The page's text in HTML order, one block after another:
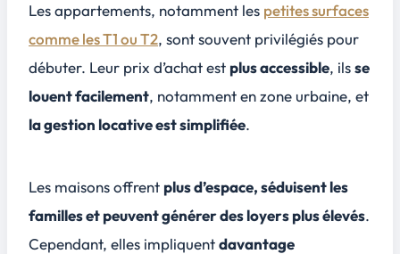
Les appartements, notamment les petites surfaces
comme les T1 ou T2, sont souvent privilégiés pour
débuter. Leur prix d’achat est plus accessible, ilsse
louent facilement, notamment en zone urbaine, et
la gestion locative est simplifiée.
Les maisons offrent plus d’espace, séduisent les
familles et peuvent générer des loyers plus élevés.
Cependant, elles impliquentdavantage